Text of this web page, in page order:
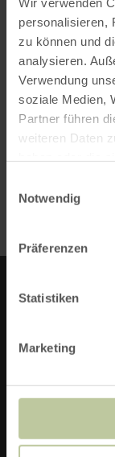
personalisieren,
zu können und
analysieren.
Verwendung
soziale Medien,
Partner führen
weiteren Daten
Notwendig
Präferenzen
Statistiken
Marketing
der
Telefon: 02253
E-MAIL